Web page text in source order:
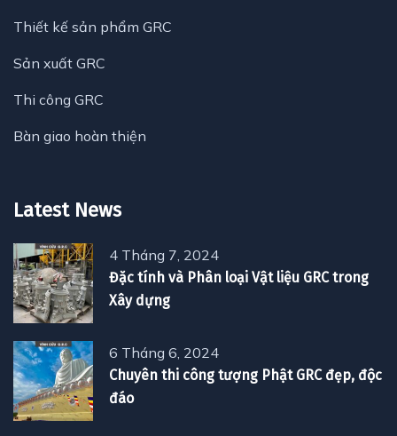
Thiết kế sản phẩm GRC
Sản xuất GRC
Thi công GRC
Bàn giao hoàn thiện
Latest News
4 Tháng 7, 2024
Đặc tính và Phân loại Vật liệu GRC trong
Xây dựng
6 Tháng 6, 2024
Chuyên thi công tượng Phật GRC đẹp, độc
đáo